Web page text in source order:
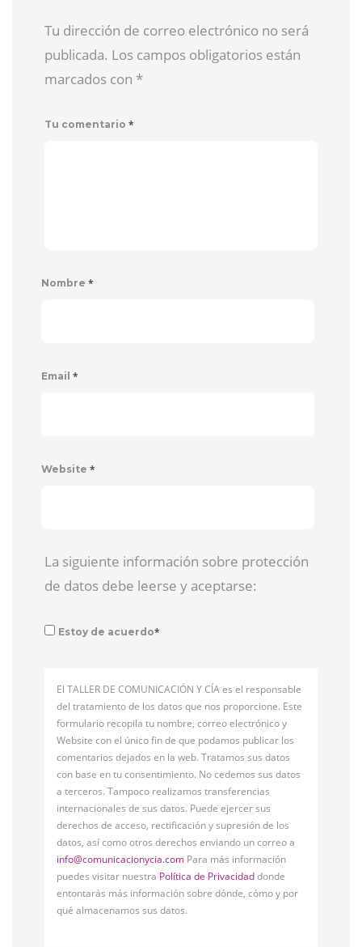
Tu dirección de correo electrónico no será
publicada. Los campos obligatorios están
marcados con *
Tu comentario *
Nombre *
Email *
Website *
La siguiente información sobre protección
de datos debe leerse y aceptarse:
Estoy de acuerdo*
El TALLER DE COMUNICACIÓN Y CÍA es el responsable
del tratamiento de los datos que nos proporcione. Este
formulario recopila tu nombre, correo electrónico y
Website con el único fin de que podamos publicar los
comentarios dejados en la web. Tratamos sus datos
con base en tu consentimiento. No cedemos sus datos
a terceros. Tampoco realizamos transferencias
internacionales de sus datos. Puede ejercer sus
derechos de acceso, rectificación y supresión de los
datos, así como otros derechos enviando un correo a
info@comunicacionycia.com Para más información
puedes visitar nuestra Política de Privacidaddonde
entontarás más información sobre dónde, cómo y por
qué almacenamos sus datos.